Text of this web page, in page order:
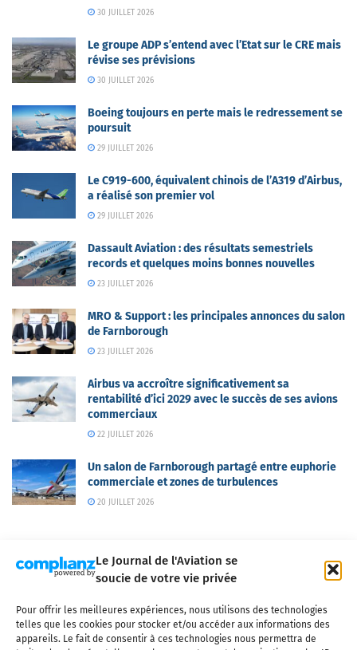
Le Journal de l'Aviation se
soucie de votre vie privée
Pour offrir les meilleures expériences, nous utilisons des technologies
telles que les cookies pour stocker et/ou accéder aux informations des
appareils. Le fait de consentir à ces technologies nous permettra de
30 JUILLET 2026
Le groupe ADP s’entend avec l’Etat sur le CRE mais
révise ses prévisions
30 JUILLET 2026
Boeing toujours en perte mais le redressement se
poursuit
29 JUILLET 2026
Le C919-600, équivalent chinois de l’A319 d’Airbus,
a réalisé son premier vol
29 JUILLET 2026
Dassault Aviation : des résultats semestriels
records et quelques moins bonnes nouvelles
23 JUILLET 2026
MRO & Support : les principales annonces du salon
de Farnborough
23 JUILLET 2026
Airbus va accroître significativement sa
rentabilité d’ici 2029 avec le succès de ses avions
commerciaux
22 JUILLET 2026
Un salon de Farnborough partagé entre euphorie
commerciale et zones de turbulences
20 JUILLET 2026
Qui sommes-nous ? Nous contacter
Partenaires
Mentions légales
CGV Politique de confidentialité Cookies